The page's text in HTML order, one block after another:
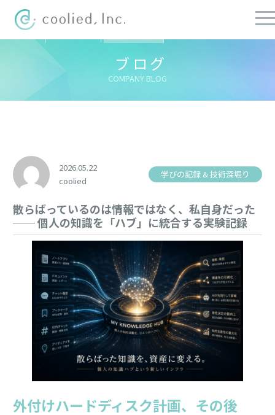
ブログ
COMPANY BLOG
ての記事
2026.05.22
coolied
学びの記録 & 技術深堀り
散らばっているのは情報ではなく、私自身だった
── 個人の知識を「ハブ」に統合する実験記録
外付けハードディスク計画、その後